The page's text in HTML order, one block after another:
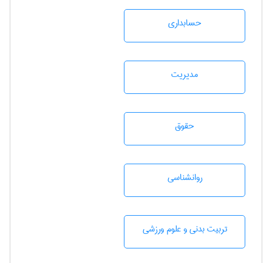
حسابداری
مديريت
حقوق
روانشناسی
تربيت بدنی و علوم ورزشی